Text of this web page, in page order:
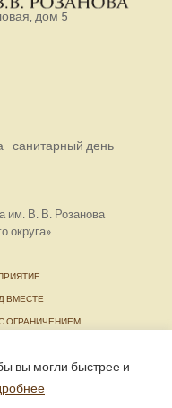
вы могли быстрее и
дом 5
- санитарный день
им. В. В. Розанова
округа»
ВМЕСТЕ
ОГРАНИЧЕНИЕМ